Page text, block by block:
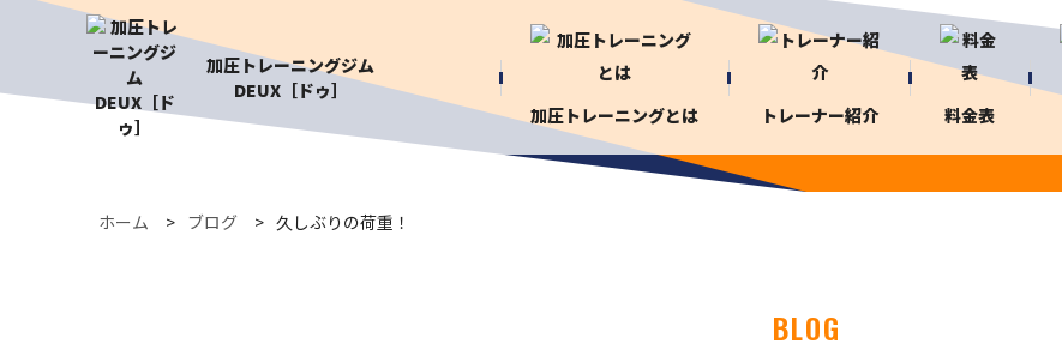
加圧トレーニングジム
DEUX［ドゥ］
加圧トレーニングとは
トレーナー紹介 料金表
ホーム ブログ 久しぶりの荷重！
BLOG